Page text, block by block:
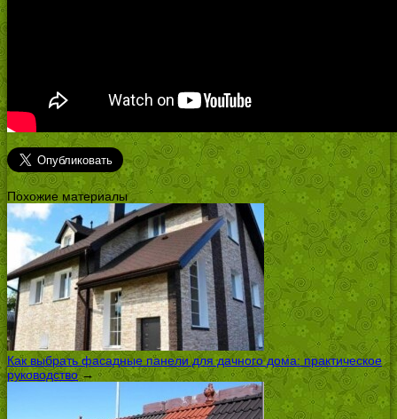
Похожие материалы
Как выбрать фасадные панели для дачного дома: практическое
руководство→